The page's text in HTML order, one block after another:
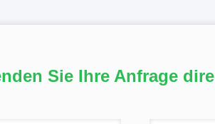
Sie Ihre Anfrage